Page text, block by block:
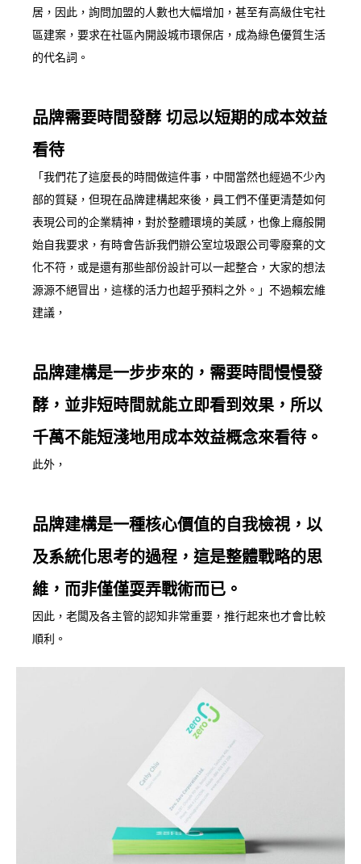
居，因此，詢問加盟的人數也大幅增加，甚至有高級住宅社
區建案，要求在社區內開設城市環保店，成為綠色優質生活
的代名詞。
品牌需要時間發酵 切忌以短期的成本效益
看待
「我們花了這麼長的時間做這件事，中間當然也經過不少內
部的質疑，但現在品牌建構起來後，員工們不僅更清楚如何
表現公司的企業精神，對於整體環境的美感，也像上癮般開
始自我要求，有時會告訴我們辦公室垃圾跟公司零廢棄的文
化不符，或是還有那些部份設計可以一起整合，大家的想法
源源不絕冒出，這樣的活力也超乎預料之外。」不過賴宏維
建議，
品牌建構是一步步來的，需要時間慢慢發
酵，並非短時間就能立即看到效果，所以
千萬不能短淺地用成本效益概念來看待。
此外，
品牌建構是一種核心價值的自我檢視，以
及系統化思考的過程，這是整體戰略的思
維，而非僅僅耍弄戰術而已。
因此，老闆及各主管的認知非常重要，推行起來也才會比較
順利。